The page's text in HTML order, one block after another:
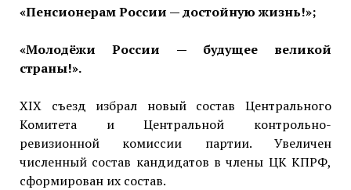
«Пенсионерам России — достойную жизнь!»;
«Молодёжи России — будущее великой
страны!».
XIX съезд избрал новый состав Центрального
Комитета и Центральной контрольно-
ревизионной комиссии партии. Увеличен
численный состав кандидатов в члены ЦК КПРФ,
сформирован их состав.